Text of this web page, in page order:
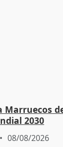
Marruecos
2030
08/08/2026